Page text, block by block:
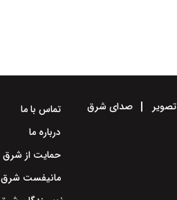
تصویر صدای شرق
تماس با ما
درباره ما
حمایت از شرق
مانیفست شرق